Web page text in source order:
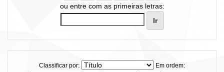
ou entre com as primeiras letras:
Classificar por:
Em ordem: